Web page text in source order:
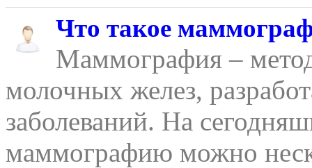
Что такое
Маммография –
молочных желез,
заболеваний. На
маммографию можно